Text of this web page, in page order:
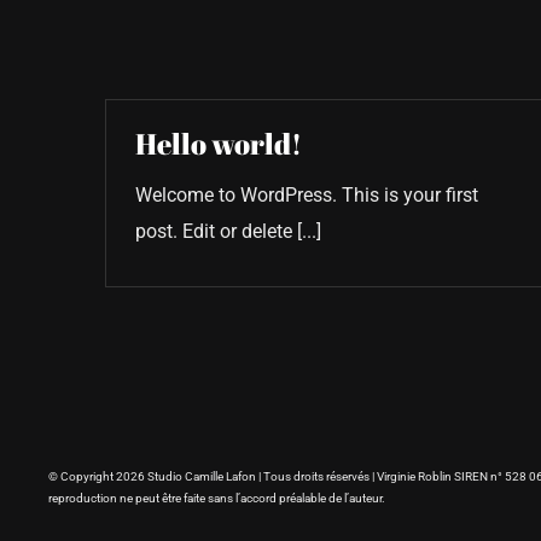
Hello world!
Welcome to WordPress. This is your first
post. Edit or delete [...]
© Copyright 2026 Studio Camille Lafon | Tous droits réservés | Virginie Roblin SIREN n° 528
reproduction ne peut être faite sans l’accord préalable de l’auteur.